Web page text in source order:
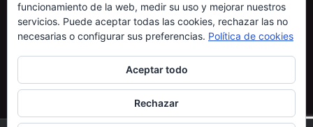
funcionamiento de la web, medir su uso y mejorar nuestros
servicios. Puede aceptar todas las cookies, rechazar las no
necesarias o configurar sus preferencias. Política de cookies
Aceptar todo
Rechazar